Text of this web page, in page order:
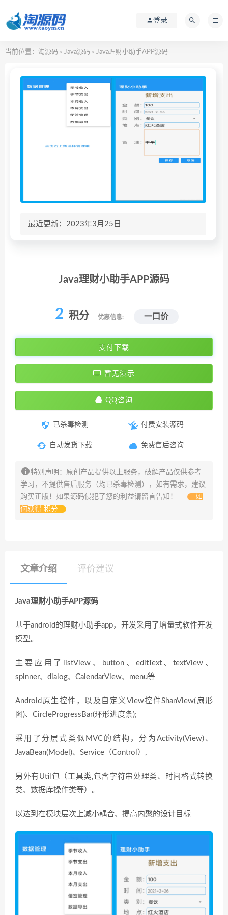
登录
当前位置： 淘源码 > Java源码 > Java理财小助手APP源码
最近更新：2023年3月25日
Java理财小助手APP源码
2 积分 优惠信息: 一口价
支付下载
暂无演示
QQ咨询
已杀毒检测
自动发货下载
付费安装源码
免费售后咨询
特别声明：原创产品提供以上服务，破解产品仅供参考
学习，不提供售后服务（均已杀毒检测），如有需求，建议
购买正版！如果源码侵犯了您的利益请留言告知！
如
何获得 积分
文章介绍 评价建议
Java理财小助手APP源码
基于android的理财小助手app，开发采用了增量式软件开发
模型。
主要应用了listView、button、editText、textView、
spinner、dialog、CalendarView、menu等
Android原生控件，以及自定义View控件ShanView(扇形
图)、CircleProgressBar(环形进度条);
采用了分层式类似MVC的结构，分为Activity(View)、
JavaBean(Model)、Service（Control）,
另外有Util包（工具类,包含字符串处理类、时间格式转换
类、数据库操作类等）。
以达到在模块层次上减小耦合、提高内聚的设计目标